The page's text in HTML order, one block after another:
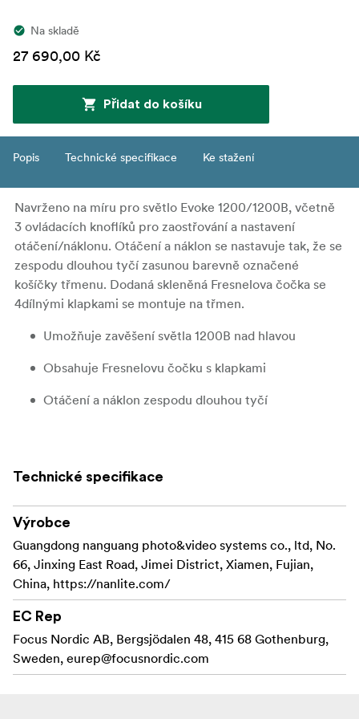
Na skladě
27 690,00 Kč
Přidat do košíku
Popis Technické specifikace Ke stažení
Navrženo na míru pro světlo Evoke 1200/1200B, včetně
3 ovládacích knoflíků pro zaostřování a nastavení
otáčení/náklonu. Otáčení a náklon se nastavuje tak, že se
zespodu dlouhou tyčí zasunou barevně označené
košíčky třmenu. Dodaná skleněná Fresnelova čočka se
4dílnými klapkami se montuje na třmen.
Umožňuje zavěšení světla 1200B nad hlavou
Obsahuje Fresnelovu čočku s klapkami
Otáčení a náklon zespodu dlouhou tyčí
Technické specifikace
Výrobce
Guangdong nanguang photo&video systems co., ltd, No.
66, Jinxing East Road, Jimei District, Xiamen, Fujian,
China, https://nanlite.com/
EC Rep
Focus Nordic AB, Bergsjödalen 48, 415 68 Gothenburg,
Sweden, eurep@focusnordic.com